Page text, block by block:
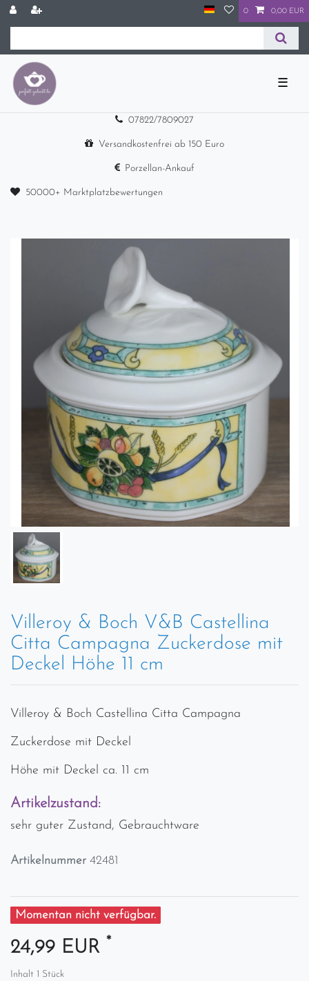
0 0,00 EUR
☰
07822/7809027
Versandkostenfrei ab 150 Euro
Porzellan-Ankauf
50000+ Marktplatzbewertungen
Villeroy & Boch V&B Castellina
Citta Campagna Zuckerdose mit
Deckel Höhe 11 cm
Villeroy & Boch Castellina Citta Campagna
Zuckerdose mit Deckel
Höhe mit Deckel ca. 11 cm
Artikelzustand:
sehr guter Zustand, Gebrauchtware
Artikelnummer 42481
Momentan nicht verfügbar.
24,99 EUR *
Inhalt 1 Stück